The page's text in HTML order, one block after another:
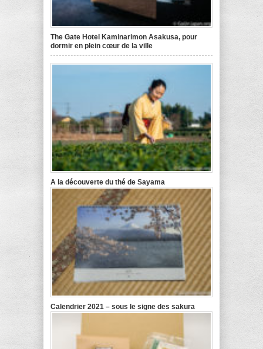
The Gate Hotel Kaminarimon Asakusa, pour
dormir en plein cœur de la ville
A la découverte du thé de Sayama
Calendrier 2021 – sous le signe des sakura